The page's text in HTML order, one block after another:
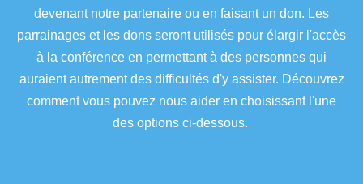
devenant notre partenaire ou en faisant un don. Les
parrainages et les dons seront utilisés pour élargir l'accès
à la conférence en permettant à des personnes qui
auraient autrement des difficultés d'y assister. Découvrez
comment vous pouvez nous aider en choisissant l'une
des options ci-dessous.